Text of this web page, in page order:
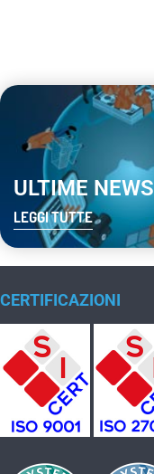
ULTIME NEWS
LEGGI TUTTE
CERTIFICAZIONI